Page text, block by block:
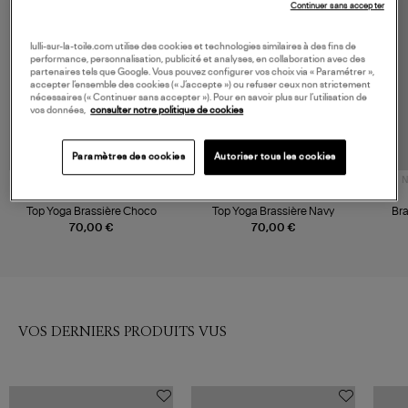
70,00 €
Top Yoga Brassière Choco
70,00 €
Top Yoga Brassière Navy
VOS DERNIERS PRODUITS VUS
lulli-sur-la-toile.com utilise des cookies et technologies similaires à des fins de
performance, personnalisation, publicité et analyses, en collaboration avec des
partenaires tels que Google. Vous pouvez configurer vos choix via « Paramétrer »,
accepter l’ensemble des cookies (« J’accepte ») ou refuser ceux non strictement
nécessaires (« Continuer sans accepter »). Pour en savoir plus sur l’utilisation de
vos données, consulter notre politique de cookies
Paramètres des cookies Autoriser tous les cookies
Continuer sans accepter